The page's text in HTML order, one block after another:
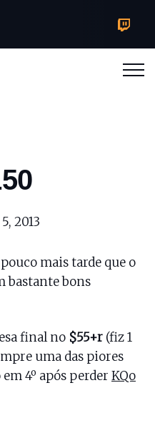
2013
mais tarde que o
bastante bons
final no $55+r (fiz 1
uma das piores
4º após perder KQo